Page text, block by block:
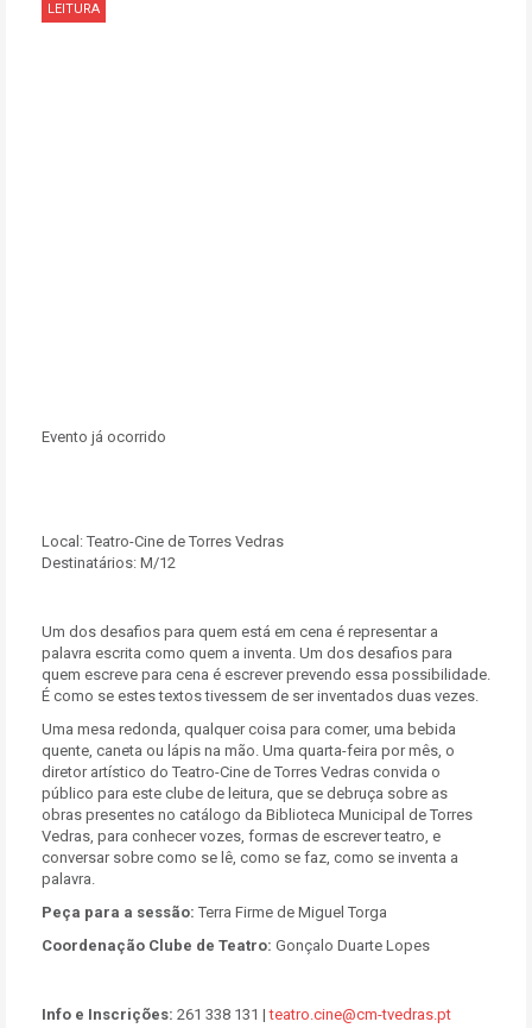
LEITURA
Evento já ocorrido
Local: Teatro-Cine de Torres Vedras
Destinatários: M/12
Um dos desafios para quem está em cena é representar a
palavra escrita como quem a inventa. Um dos desafios para
quem escreve para cena é escrever prevendo essa possibilidade.
É como se estes textos tivessem de ser inventados duas vezes.
Uma mesa redonda, qualquer coisa para comer, uma bebida
quente, caneta ou lápis na mão. Uma quarta-feira por mês, o
diretor artístico do Teatro-Cine de Torres Vedras convida o
público para este clube de leitura, que se debruça sobre as
obras presentes no catálogo da Biblioteca Municipal de Torres
Vedras, para conhecer vozes, formas de escrever teatro, e
conversar sobre como se lê, como se faz, como se inventa a
palavra.
Peça para a sessão: Terra Firme de Miguel Torga
Coordenação Clube de Teatro: Gonçalo Duarte Lopes
Info e Inscrições: 261 338 131 |teatro.cine@cm-tvedras.pt